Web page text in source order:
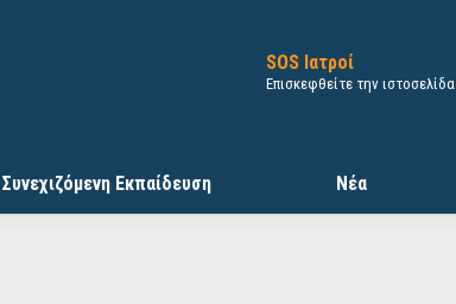
SOS Ιατροί
Επισκεφθείτε την ιστοσελίδα
Συνεχιζόμενη Εκπαίδευση Νέα